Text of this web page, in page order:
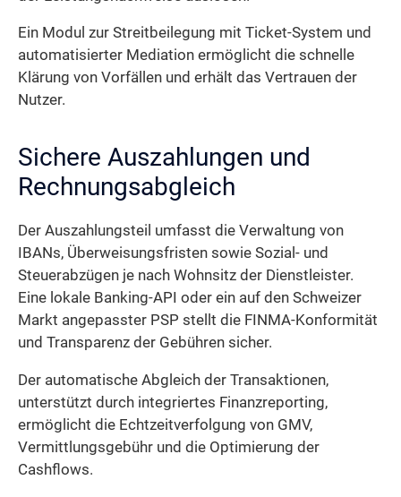
Ein Modul zur Streitbeilegung mit Ticket-System und
automatisierter Mediation ermöglicht die schnelle
Klärung von Vorfällen und erhält das Vertrauen der
Nutzer.
Sichere Auszahlungen und
Rechnungsabgleich
Der Auszahlungsteil umfasst die Verwaltung von
IBANs, Überweisungsfristen sowie Sozial- und
Steuerabzügen je nach Wohnsitz der Dienstleister.
Eine lokale Banking-API oder ein auf den Schweizer
Markt angepasster PSP stellt die FINMA-Konformität
und Transparenz der Gebühren sicher.
Der automatische Abgleich der Transaktionen,
unterstützt durch integriertes Finanzreporting,
ermöglicht die Echtzeitverfolgung von GMV,
Vermittlungsgebühr und die Optimierung der
Cashflows.